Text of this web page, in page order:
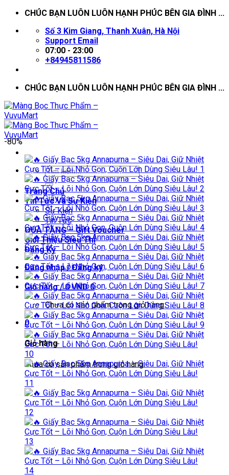
Skip
content
CHÚC BẠN LUÔN LUÔN HẠNH PHÚC BÊN GIA ĐÌNH ...
Số 3 Kim Giang, Thanh Xuân, Hà Nội
Support Email
07:00 - 23:00
+84945811586
CHÚC BẠN LUÔN LUÔN HẠNH PHÚC BÊN GIA ĐÌNH ...
Trang Chủ
Tin Tức Và Sự Kiện
Sự Kiện
Tin Tức
QUÀ TẶNG – Gift Voucher
Giới Thiệu Siêu Thị
Đăng Ký
Đăng nhập / Đăng ký
Giỏ hàng /0VND 0
Chưa có sản phẩm trong giỏ hàng.
0
Giỏ hàng
Chưa có sản phẩm trong giỏ hàng.
-80%